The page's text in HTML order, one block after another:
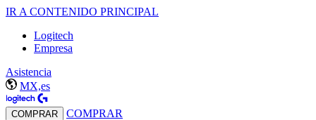
IR A CONTENIDO PRINCIPAL
Logitech
Empresa
Asistencia
MX,es
COMPRAR COMPRAR